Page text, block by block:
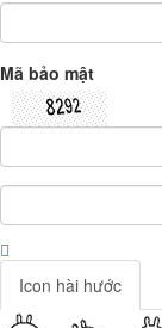
Mã bảo mật
Icon hài hước